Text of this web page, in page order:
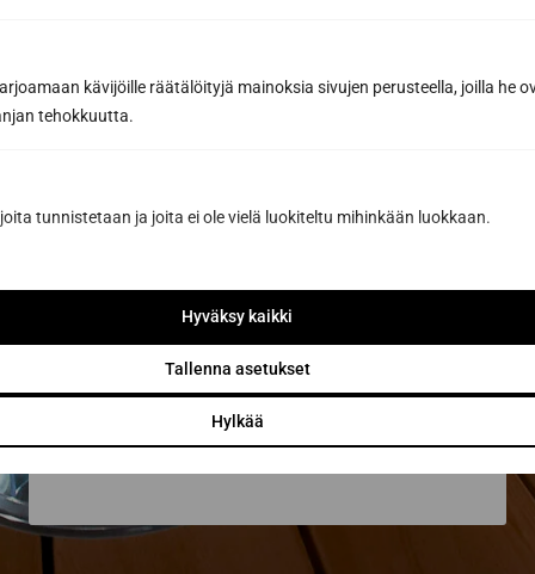
kävijöille räätälöityjä mainoksia sivujen perusteella, joilla he
tehokkuutta.
tunnistetaan ja joita ei ole vielä luokiteltu mihinkään luokkaan.
Hylkää
Tallenna asetukset
Hyväksy kaikki
Pyydä tarjous
Lähettämällä viestin hyväksyt henkilötietojesi käsittelyn